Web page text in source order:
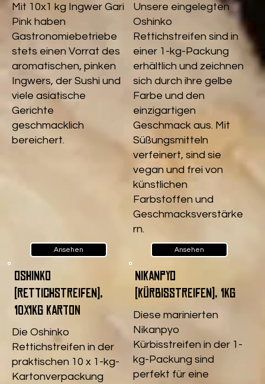
Mit 10x1 kg Ingwer Gari
Pink haben
Gastronomiebetriebe
stets einen Vorrat des
aromatischen, pinken
Ingwers, der Sushi und
viele asiatische
Gerichte
geschmacklich
bereichert.
Ansehen
Unsere eingelegten
Oshinko
Rettichstreifen sind in
einer 1-kg-Packung
erhältlich und zeichnen
sich durch ihre gelbe
Farbe und den
einzigartigen
Geschmack aus. Mit
Süßungsmitteln
verfeinert, sind sie
vegan und frei von
künstlichen
Farbstoffen und
Geschmacksverstärke
rn.
Ansehen
Oshinko
(Rettichstreifen),
10x1kg Karton
Die Oshinko
Rettichstreifen in der
praktischen 10 x 1-kg-
Kartonverpackung
Nikanpyo
(Kürbisstreifen), 1kg
Diese marinierten
Nikanpyo
Kürbisstreifen in der 1-
kg-Packung sind
perfekt für eine